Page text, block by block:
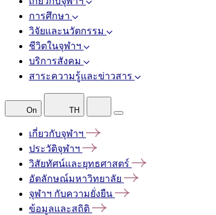
การศึกษา
วิจัยและนวัตกรรม
ชีวิตในจุฬาฯ
บริการสังคม
สาระความรู้และข่าวสาร
On TH
เกี่ยวกับจุฬาฯ
ประวัติจุฬาฯ
วิสัยทัศน์และยุทธศาสตร์
อัตลักษณ์มหาวิทยาลัย
จุฬาฯ กับความยั่งยืน
ข้อมูลและสถิติ